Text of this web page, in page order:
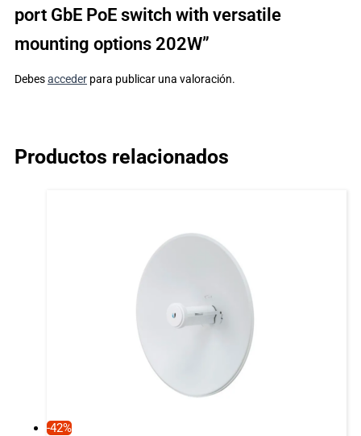
port GbE PoE switch with versatile
mounting options 202W”
Debesacceder para publicar una valoración.
Productos relacionados
-42%